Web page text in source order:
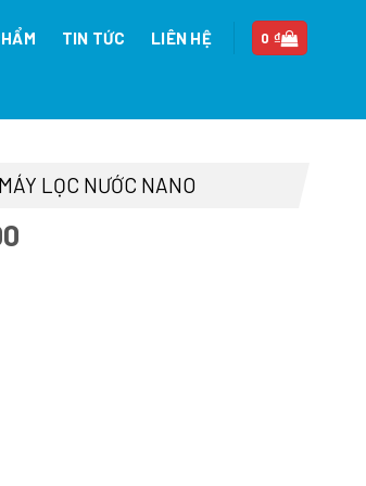
TIN TỨC LIÊN HỆ 0₫
MÁY LỌC NƯỚC NANO